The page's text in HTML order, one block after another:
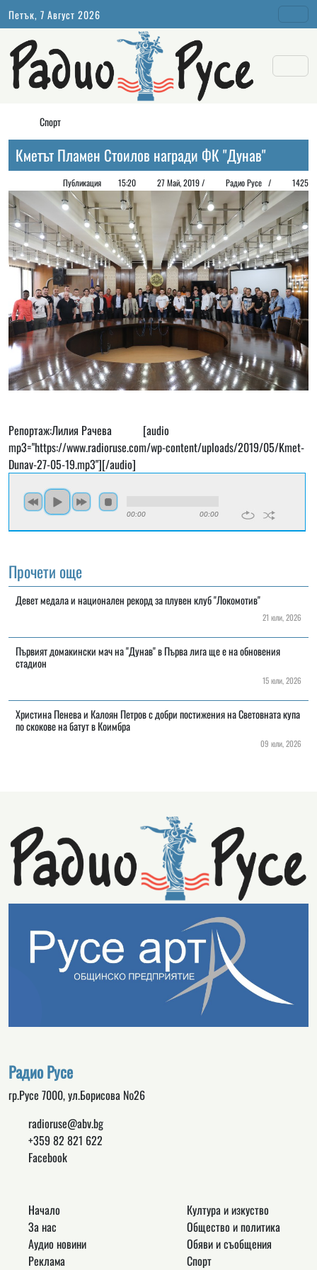
Петък, 7 Август 2026
Спорт
Кметът Пламен Стоилов награди ФК "Дунав"
Публикация 15:20 27 Май, 2019 / Радио Русе / 1425
Репортаж:Лилия Рачева [audio
mp3="https://www.radioruse.com/wp-content/uploads/2019/05/Kmet-
Dunav-27-05-19.mp3"][/audio]
00:00 00:00
Прочети още
Девет медала и национален рекорд за плувен клуб "Локомотив"
21 юли, 2026
Първият домакински мач на "Дунав" в Първа лига ще е на обновения
стадион
15 юли, 2026
Христина Пенева и Калоян Петров с добри постижения на Световната купа
по скокове на батут в Коимбра
09 юли, 2026
Радио Русе
гр.Русе 7000, ул.Борисова №26
radioruse@abv.bg
+359 82 821 622
Facebook
Начало
За нас
Аудио новини
Реклама
Култура и изкуство
Общество и политика
Обяви и съобщения
Спорт